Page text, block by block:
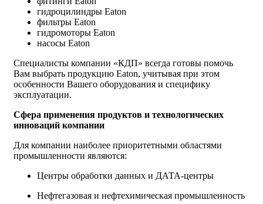
гидроцилиндры Eaton
фильтры Eaton
гидромоторы Eaton
насосы Eaton
Специалисты компании «КДП» всегда готовы помочь
Вам выбрать продукцию Eaton, учитывая при этом
особенности Вашего оборудования и специфику
эксплуатации.
Сфера применения продуктов и технологических
инноваций компании
Для компании наиболее приоритетными областями
промышленности являются:
Центры обработки данных и ДАТА-центры
Нефтегазовая и нефтехимическая промышленность